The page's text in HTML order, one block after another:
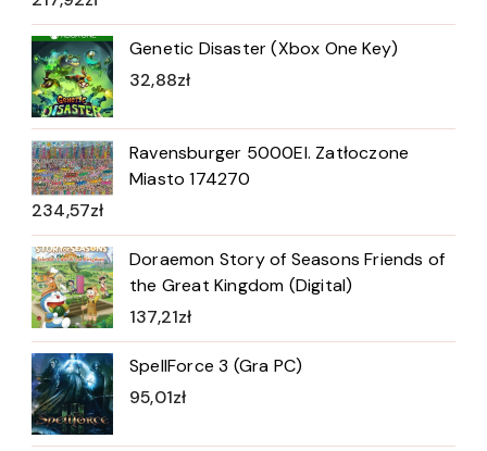
Genetic Disaster (Xbox One Key)
32,88zł
Ravensburger 5000El. Zatłoczone
Miasto 174270
234,57zł
Doraemon Story of Seasons Friends of
the Great Kingdom (Digital)
137,21zł
SpellForce 3 (Gra PC)
95,01zł